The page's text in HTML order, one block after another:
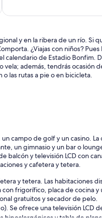
Lisboa)
y en la ribera de un río. Si
¿Viajas con niños?
calendario de Estadio Bonfim.
vela; además, tendrás ocasión
las rutas a pie o en bicicleta.
campo de golf y un casino. La
un gimnasio y un bar o
balcón y televisión LCD con
y cafetera y tetera.
y tetera. Las habitaciones
frigorífico, placa de cocina y
gratuitos y secador de pelo.
Se ofrece una televisión LCD